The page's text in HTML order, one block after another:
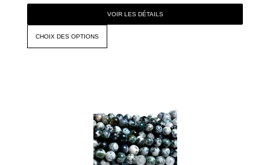
VOIR LES DÉTAILS
CHOIX DES OPTIONS